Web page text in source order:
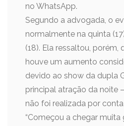
no WhatsApp.
Segundo a advogada, o
normalmente na quinta
(18). Ela ressaltou, porém,
houve um aumento
devido ao show da dupla
principal atração da noite
não foi realizada por
“Começou a chegar